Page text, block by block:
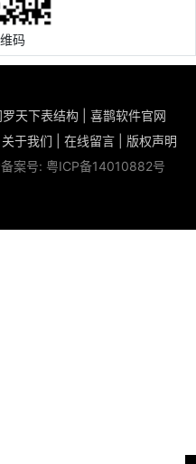
码
天下表结构
喜鹊软件官网
关于我们 在线留言
版权声明
案号: 粤ICP备14010882号